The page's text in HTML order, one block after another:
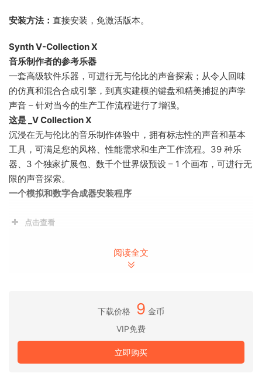
安装方法： 直接安装，免激活版本。
Synth V-Collection X
音乐制作者的参考乐器
一套高级软件乐器，可进行无与伦比的声音探索；从令人回味
的仿真和混合合成引擎，到真实建模的键盘和精美捕捉的声学
声音 – 针对当今的生产工作流程进行了增强。
这是 _V Collection X
沉浸在无与伦比的音乐制作体验中，拥有标志性的声音和基本
工具，可满足您的风格、性能需求和生产工作流程。39 种乐
器、3 个独家扩展包、数千个世界级预设 – 1 个画布，可进行无
限的声音探索。
一个模拟和数字合成器安装程序
点击查看
Reference instruments for music makers
synth engines, to authentically modeled keyboards and
beautifully captured acoustic sounds – enhanced for
today’s production workflow.
阅读全文
下载价格 9 金币
VIP免费
立即购买